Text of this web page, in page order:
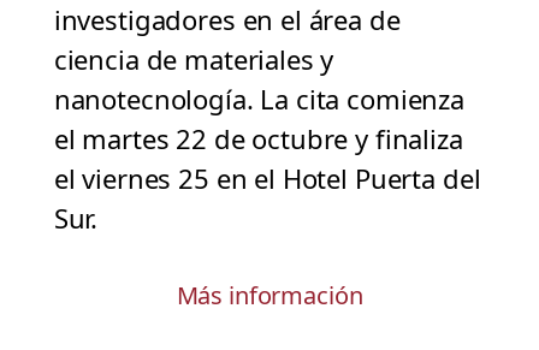
investigadores en el área de
ciencia de materiales y
nanotecnología. La cita comienza
el martes 22 de octubre y finaliza
el viernes 25 en el Hotel Puerta del
Sur.
Más información